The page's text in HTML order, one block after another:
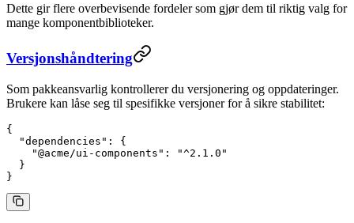
Dette gir flere overbevisende fordeler som gjør dem til riktig valg for
mange komponentbiblioteker.
Versjonshåndtering
Som pakkeansvarlig kontrollerer du versjonering og oppdateringer.
Brukere kan låse seg til spesifikke versjoner for å sikre stabilitet:
{
  "dependencies"
: {
    "@acme/ui-components"
:
"^2.1.0"
  }
}